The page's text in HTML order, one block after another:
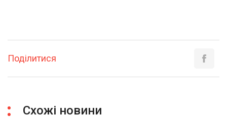
Поділитися
Схожі новини